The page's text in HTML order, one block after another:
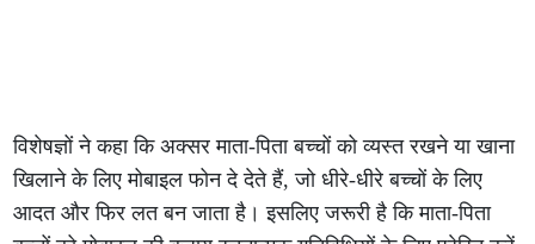
विशेषज्ञों ने कहा कि अक्सर माता-पिता बच्चों को व्यस्त रखने या खाना
खिलाने के लिए मोबाइल फोन दे देते हैं, जो धीरे-धीरे बच्चों के लिए
आदत और फिर लत बन जाता है। इसलिए जरूरी है कि माता-पिता